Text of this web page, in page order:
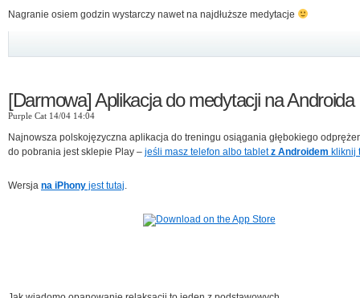
Nagranie osiem godzin wystarczy nawet na najdłuższe medytacje
[Darmowa] Aplikacja do medytacji na Androida
Purple Cat 14/04 14:04
Najnowsza polskojęzyczna aplikacja do treningu osiągania głębokiego
do pobrania jest sklepie Play – jeśli masz telefon albo tabletz Androidem kliknij
Wersja na iPhony jest tutaj.